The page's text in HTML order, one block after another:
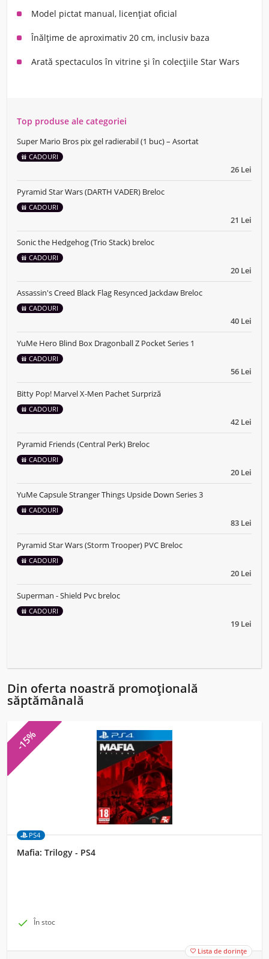
Model pictat manual, licențiat oficial
Înălțime de aproximativ 20 cm, inclusiv baza
Arată spectaculos în vitrine și în colecțiile Star Wars
Top produse ale categoriei
26 Lei
Super Mario Bros pix gel radierabil (1 buc) – Asortat
CADOURI
21 Lei
Pyramid Star Wars (DARTH VADER) Breloc
CADOURI
20 Lei
Sonic the Hedgehog (Trio Stack) breloc
CADOURI
40 Lei
Assassin's Creed Black Flag Resynced Jackdaw Breloc
CADOURI
56 Lei
YuMe Hero Blind Box Dragonball Z Pocket Series 1
CADOURI
42 Lei
Bitty Pop! Marvel X-Men Pachet Surpriză
CADOURI
20 Lei
Pyramid Friends (Central Perk) Breloc
CADOURI
83 Lei
YuMe Capsule Stranger Things Upside Down Series 3
CADOURI
20 Lei
Pyramid Star Wars (Storm Trooper) PVC Breloc
CADOURI
19 Lei
Superman - Shield Pvc breloc
CADOURI
Din oferta noastră promoțională
săptămânală
-15%
PS4
Mafia: Trilogy - PS4
 În stoc
 Lista de dorințe